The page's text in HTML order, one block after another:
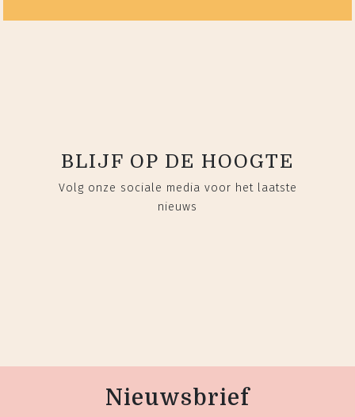
BLIJF OP DE HOOGTE
Volg onze sociale media voor het laatste
nieuws
Nieuwsbrief